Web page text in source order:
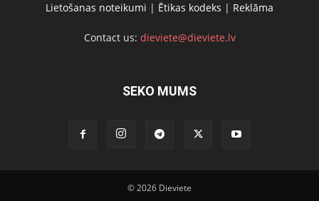
Lietošanas noteikumi | Ētikas kodeks | Reklāma
Contact us: dieviete@dieviete.lv
SEKO MUMS
© 2026 Dieviete